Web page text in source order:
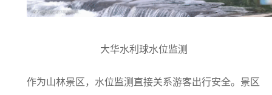
大华水利球水位监测
作为山林景区，水位监测直接关系游客出行安全。景区